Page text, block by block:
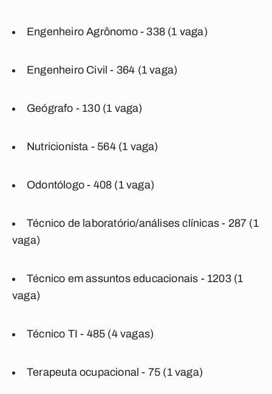
Engenheiro Agrônomo - 338 (1 vaga)
Engenheiro Civil - 364 (1 vaga)
Geógrafo - 130 (1 vaga)
Nutricionista - 564 (1 vaga)
Odontólogo - 408 (1 vaga)
Técnico de laboratório/análises clínicas - 287 (1
vaga)
Técnico em assuntos educacionais - 1203 (1
vaga)
Técnico TI - 485 (4 vagas)
Terapeuta ocupacional - 75 (1 vaga)